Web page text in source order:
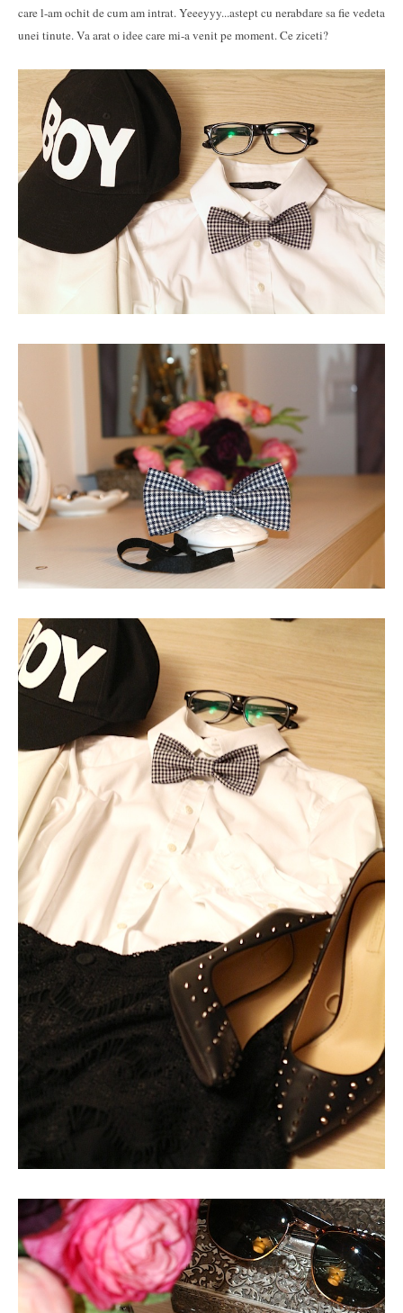
care l-am ochit de cum am intrat. Yeeeyyy...astept cu nerabdare sa fie vedeta
unei tinute. Va arat o idee care mi-a venit pe moment. Ce ziceti?